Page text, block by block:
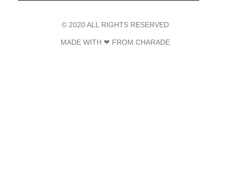
© 2020 ALL RIGHTS RESERVED​
MADE WITH ❤ FROM CHARADE